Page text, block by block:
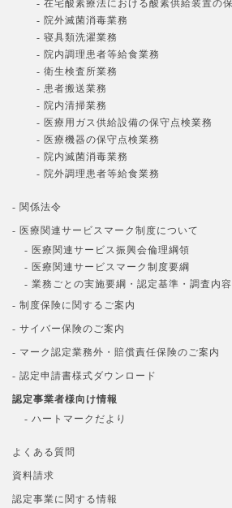
- 在宅酸素療法における酸素供給装置の
- 院外滅菌消毒業務
- 寝具類洗濯業務
- 院内調理患者等給食業務
- 衛生検査所業務
- 患者搬送業務
- 院内清掃業務
- 医療用ガス供給設備の保守点検業務
- 医療機器の保守点検業務
- 院内滅菌消毒業務
- 院外調理患者等給食業務
- 関係法令
- 医療関連サービスマーク制度について
- 医療関連サービス振興会倫理綱領
- 医療関連サービスマーク制度要綱
- 業務ごとの実施要綱・認定基準・調査内容
- 制度保険に関するご案内
- サイバー保険のご案内
- マーク認定業務外・賠償責任保険のご案内
- 認定申請書様式ダウンロード
認定事業者様向け情報
- ハートマークだより
よくある質問
資料請求
認定事業に関する情報